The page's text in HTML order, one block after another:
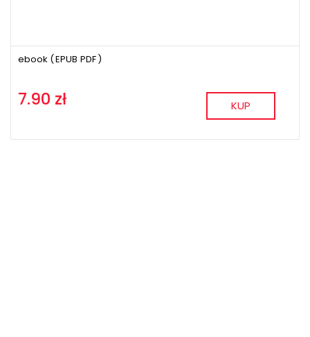
ebook (EPUB PDF)
7.90 zł KUP